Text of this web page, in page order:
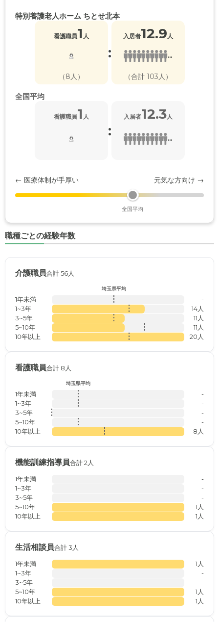
特別養護老人ホーム ちとせ北本
看護職員1 人
（8人）
:
入居者12.9人
...
（合計 103人）
全国平均
看護職員1 人
:
入居者12.3人
...
← 医療体制が手厚い 元気な方向け →
全国平均
職種ごとの経験年数
介護職員合計 56人
埼玉県平均
1年未満
-
1~3年
14人
3~5年
11人
5~10年
11人
10年以上
20人
看護職員合計 8人
埼玉県平均
1年未満
-
1~3年
-
3~5年
-
5~10年
-
10年以上
8人
機能訓練指導員合計 2人
1年未満
-
1~3年
-
3~5年
-
5~10年
1人
10年以上
1人
生活相談員合計 3人
1年未満
1人
1~3年
-
3~5年
-
5~10年
1人
10年以上
1人